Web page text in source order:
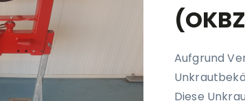
Aufgrund
Diese